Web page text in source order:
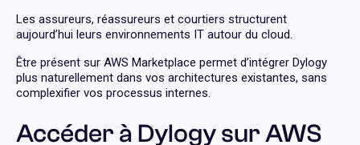
Les assureurs, réassureurs et courtiers structurent
aujourd’hui leurs environnements IT autour du cloud.
Être présent sur AWS Marketplace permet d’intégrer Dylogy
plus naturellement dans vos architectures existantes, sans
complexifier vos processus internes.
Accéder à Dylogy sur AWS